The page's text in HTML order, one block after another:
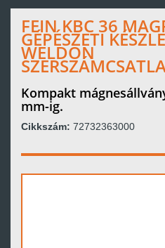
FEIN KBC 36
GÉPÉSZETI
WELDON
Kompakt
mm-ig.
Cikkszám: 72732363000